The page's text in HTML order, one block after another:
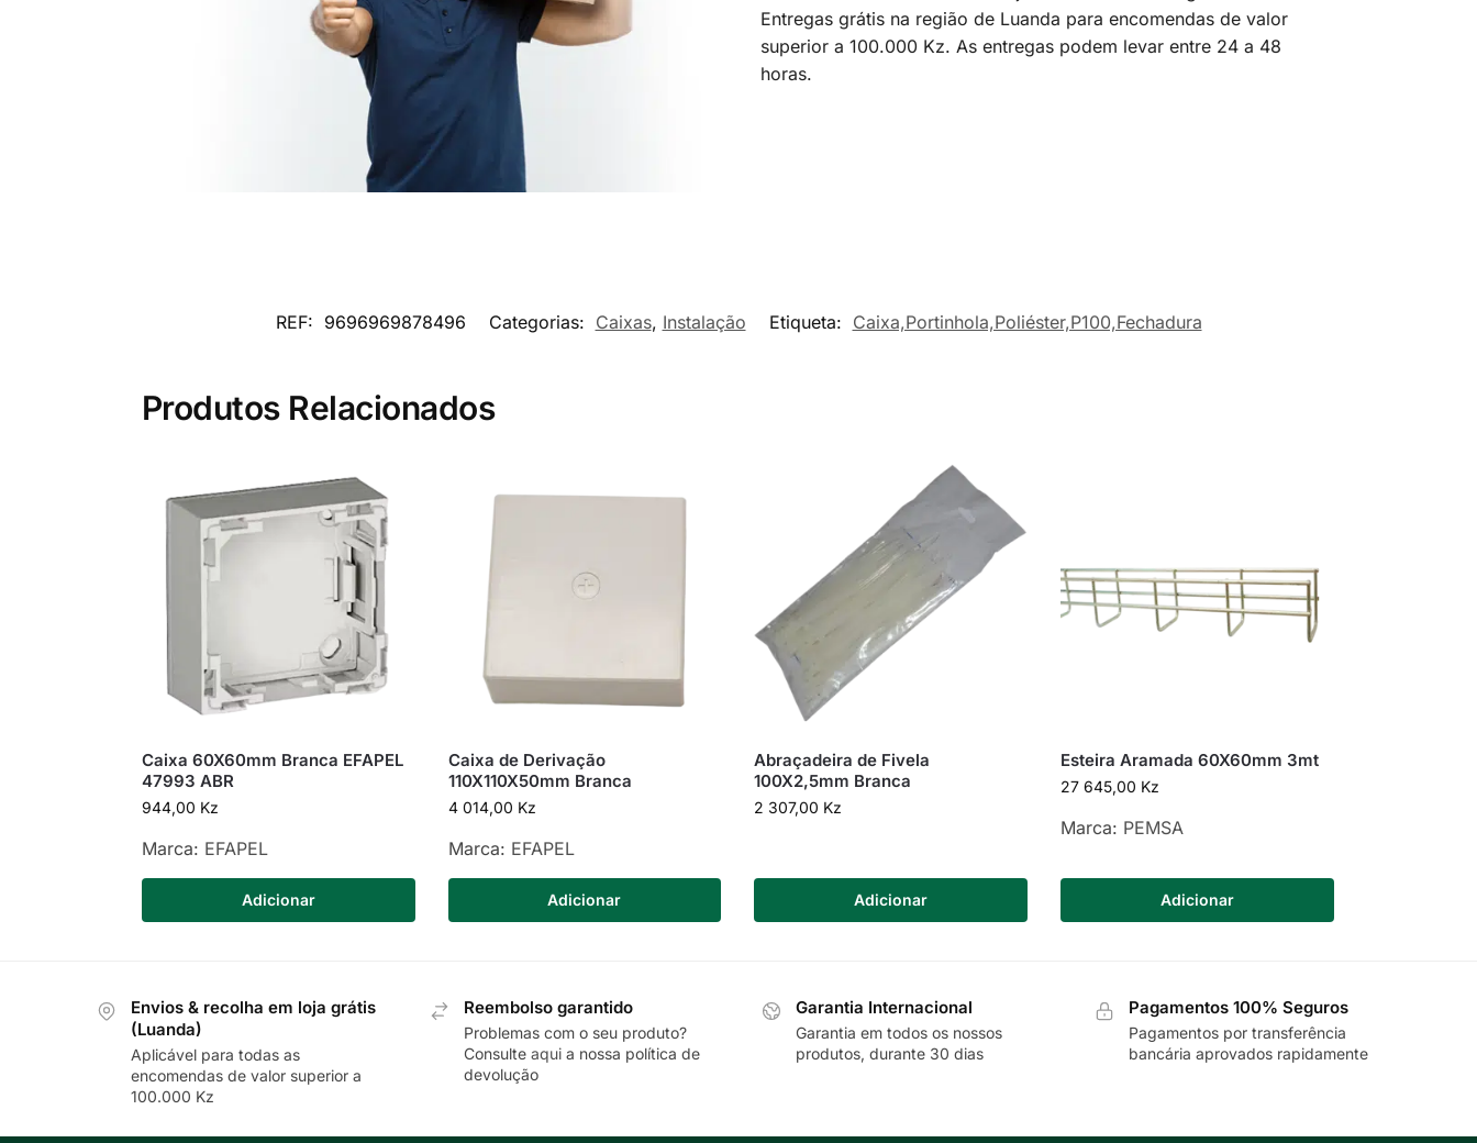
Entregas grátis na região de Luanda para encomendas de valor
superior a 100.000 Kz. As entregas podem levar entre 24 a 48
horas.
REF: 9696969878496 Categorias: Caixas, Instalação Etiqueta: Caixa,Portinhola,Poliéster,P100,Fechadura
Produtos Relacionados
Caixa 60X60mm Branca EFAPEL
47993 ABR
944,00 Kz
Marca: EFAPEL
Adicionar
Caixa de Derivação
110X110X50mm Branca
4 014,00 Kz
Marca: EFAPEL
Adicionar
Abraçadeira de Fivela
100X2,5mm Branca
2 307,00 Kz
Adicionar
Esteira Aramada 60X60mm 3mt
27 645,00 Kz
Marca: PEMSA
Adicionar
Envios & recolha em loja grátis
(Luanda)
Aplicável para todas as
encomendas de valor superior a
100.000 Kz
Reembolso garantido
Problemas com o seu produto?
Consulte aquia nossa política de
devolução
Garantia Internacional
Garantia em todos os nossos
produtos, durante 30 dias
Pagamentos 100% Seguros
Pagamentos por transferência
bancária aprovados rapidamente